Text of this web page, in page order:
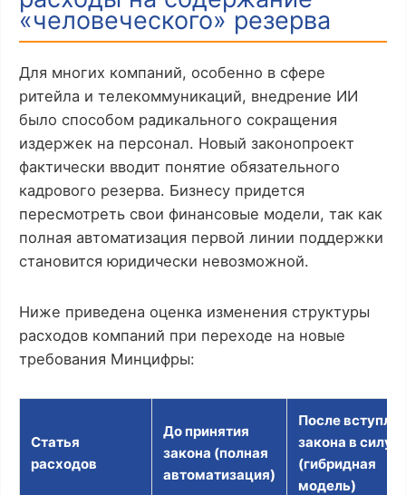
«человеческого» резерва
Для многих компаний, особенно в сфере
ритейла и телекоммуникаций, внедрение ИИ
было способом радикального сокращения
издержек на персонал. Новый законопроект
фактически вводит понятие обязательного
кадрового резерва. Бизнесу придется
пересмотреть свои финансовые модели, так как
полная автоматизация первой линии поддержки
становится юридически невозможной.
Ниже приведена оценка изменения структуры
расходов компаний при переходе на новые
требования Минцифры:
Статья
расходов
До принятия
закона (полная
автоматизация)
После
закона в силу
(гибридная
модель)